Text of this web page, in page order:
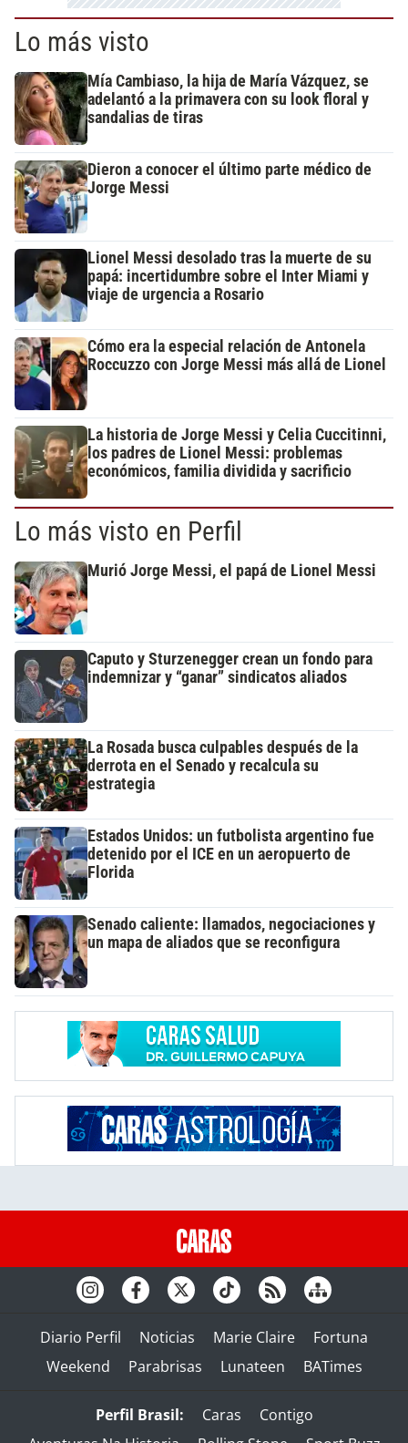
Lo más visto
Mía Cambiaso, la hija de María Vázquez, se
adelantó a la primavera con su look floral y
sandalias de tiras
Dieron a conocer el último parte médico de
Jorge Messi
Lionel Messi desolado tras la muerte de su
papá: incertidumbre sobre el Inter Miami y
viaje de urgencia a Rosario
Cómo era la especial relación de Antonela
Roccuzzo con Jorge Messi más allá de Lionel
La historia de Jorge Messi y Celia Cuccitinni,
los padres de Lionel Messi: problemas
económicos, familia dividida y sacrificio
Lo más visto en Perfil
Murió Jorge Messi, el papá de Lionel Messi
Caputo y Sturzenegger crean un fondo para
indemnizar y “ganar” sindicatos aliados
La Rosada busca culpables después de la
derrota en el Senado y recalcula su
estrategia
Estados Unidos: un futbolista argentino fue
detenido por el ICE en un aeropuerto de
Florida
Senado caliente: llamados, negociaciones y
un mapa de aliados que se reconfigura
Diario Perfil Noticias Marie Claire
Fortuna
Weekend
Parabrisas Lunateen BATimes
Perfil Brasil: Caras
Contigo